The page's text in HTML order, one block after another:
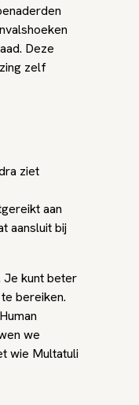
Deze
zelf
ziet
aan
aansluit bij
Je kunt beter
bereiken.
we
wie Multatuli